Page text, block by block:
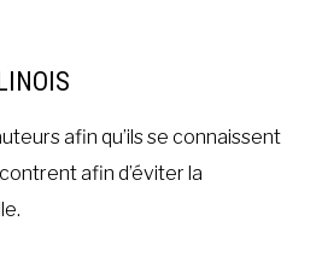
afin qu’ils se connaissent
afin d’éviter la